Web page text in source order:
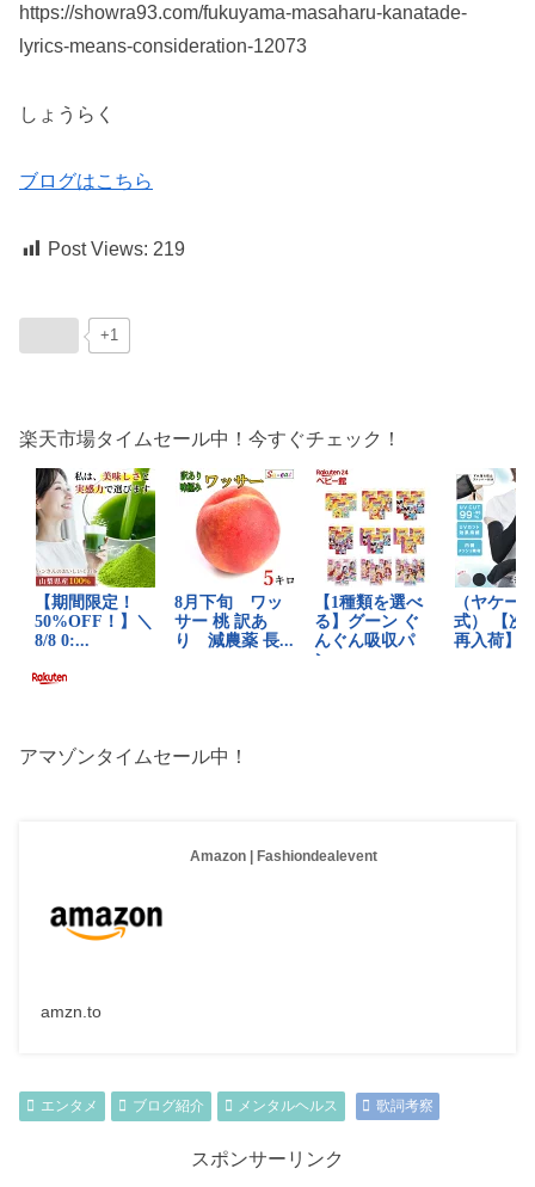
https://showra93.com/fukuyama-masaharu-kanatade-
lyrics-means-consideration-12073
しょうらく
ブログはこちら
Post Views: 219
+1
楽天市場タイムセール中！今すぐチェック！
アマゾンタイムセール中！
Amazon | Fashiondealevent
amzn.to
エンタメ ブログ紹介 メンタルヘルス 歌詞考察
スポンサーリンク